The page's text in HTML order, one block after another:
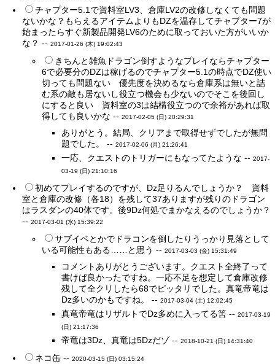
チャプター5.1で資料室LV3、倉庫LV2の改修しなくても問題
ないかな？もらえるアイテムよりもDZを温存してチャプター7が
始まったらすぐ新製品開発LV6のために取っておいた方がいいか
な？ --2017-01-26 (木) 19:02:43
きちんと雑魚ドラゴン倒すようなプレイならチャプター
6で必要分のDZは稼げるのでチャプター5.1の時点でDZ使い
切っても問題ない 優先度を決めるなら倉庫系は無いと詰
む系の敵も居ないし役立つ機会も少ないのでそこを後回し
にすると良い 資料室の3は結構役立つので余裕があれば取
得しても良いかな --2017-02-05 (日) 20:29:31
ありがとう。結局、クリアまで取得せずでしたが無問
題でした。 --2017-02-06 (月) 21:26:41
一応、クエストのトリガーにもなってたような --2017-
03-19 (日) 21:10:16
初めてプレイするのですが、Dz足りるんでしょうか？ 資料
室と倉庫の改修（各18）を残して37ありますが残りのドラゴン
はラスダンの40体です。後9Dz何処でまかなえるのでしょうか？
--2017-03-01 (水) 15:39:22
サブイベとかでドラコンを倒したりうっかり見落として
いる可能性もある……と思う --2017-03-03 (金) 15:31:49
コメントありがとうございます。クエスト全終了って
書けば良かったですね。一応不足を想定して倉庫改修
残して全クリしたら68でピッタリでした。真竜帝竜は
Dz多いのかもですね。 --2017-03-04 (土) 12:02:45
真竜帝竜はリザルトでDz多めに入ってる筈 --2017-03-19
(日) 21:17:36
帝竜は3Dz、真竜は5Dzだゾ --2018-10-21 (日) 14:31:40
ネコ缶 --2020-03-15 (日) 03:15:24